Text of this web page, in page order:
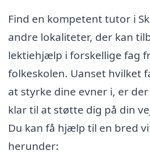
Find en kompetent tutor i
andre lokaliteter, der kan
lektiehjælp i forskellige fag
folkeskolen. Uanset hvilket
at styrke dine evner i, er
klar til at støtte dig på din
Du kan få hjælp til en bred
herunder: